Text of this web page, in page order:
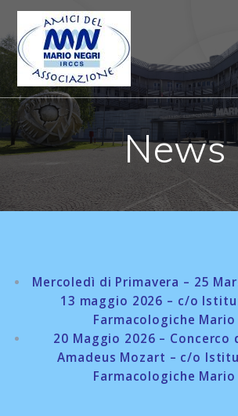
News
Mercoledì di Primavera – 25
13 maggio 2026 – c/o
Farmacologiche Mario
20 Maggio 2026 – Concerco
Amadeus Mozart – c/o
Farmacologiche Mario